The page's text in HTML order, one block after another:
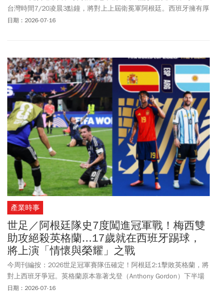
台灣時間7/20凌晨3點鐘，將對上上屆衛冕軍阿根廷。西班牙擁有厚
實的銅牆鐵壁，整個賽事至今僅失過1分，就連面臨火力強大、由名
(Lamine Yamal)身上，實際上，西班牙的進攻核心人物，是效力西甲
皇家社會的歐亞薩寶（Mikel Oyarzabal）。四強賽對陣法國，靠著亞
馬爾積極的協防，西班牙獲得十二碼罰球機會，歐亞薩寶十二碼罰
球踢進西班牙首分，是打破僵局的大功臣。同時，歐亞薩寶在本屆
賽會已踢進5顆球，是西班牙最倚重的進攻手。令人意外的是，29歲
的歐亞薩寶雖國際賽經驗豐富，卻是生涯首次參與世足賽。由於他
非屬豪門球隊，2022更歷經左膝十字韌帶撕裂傷病，錯過卡達世足
賽，成為西班牙陣中最致命、同時又低調的「沉默殺手」，也被西
班牙媒體評為「最被低估的球星」。
日期：2026-07-16
產業時事
世足／阿根廷隊史7度闖進冠軍戰！梅西雙
助攻絕殺英格蘭...17歲就在西班牙踢球，
將上演「情懷與榮耀」之戰
今周刊編按：2026世足冠軍賽隊伍確定！阿根廷2:1擊敗英格蘭，將
對上西班牙爭冠。英格蘭原本靠著戈登（Anthony Gordon）下半場
率先破門，一度眼看就要終結60年無緣世界盃決賽的等待，但阿根
日期：2026-07-16